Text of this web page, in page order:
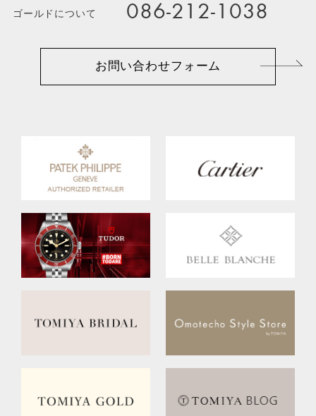
ゴールドについて 086-212-1038
お問い合わせフォーム